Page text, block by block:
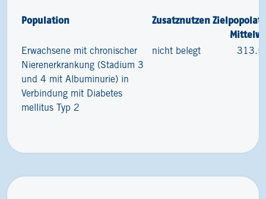
Population Zusatznutzen
Erwachsene mit chronischer
Nierenerkrankung (Stadium 3
und 4 mit Albuminurie) in
Verbindung mit Diabetes
mellitus Typ 2
nicht belegt